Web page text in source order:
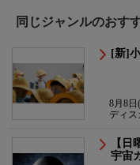
同じジャンルのおす
[新]
8月8日
ディス
【日
宇宙